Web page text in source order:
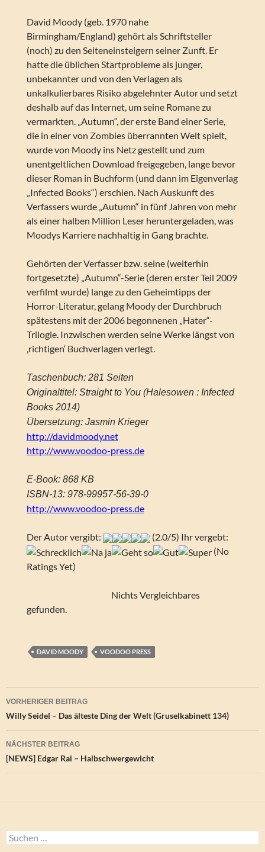
David Moody (geb. 1970 nahe
Birmingham/England) gehört als Schriftsteller
(noch) zu den Seiteneinsteigern seiner Zunft. Er
hatte die üblichen Startprobleme als junger,
unbekannter und von den Verlagen als
unkalkulierbares Risiko abgelehnter Autor und setzt
deshalb auf das Internet, um seine Romane zu
vermarkten. „Autumn“, der erste Band einer Serie,
die in einer von Zombies überrannten Welt spielt,
wurde von Moody ins Netz gestellt und zum
unentgeltlichen Download freigegeben, lange bevor
dieser Roman in Buchform (und dann im Eigenverlag
„Infected Books“) erschien. Nach Auskunft des
Verfassers wurde „Autumn“ in fünf Jahren von mehr
als einer halben Million Leser heruntergeladen, was
Moodys Karriere nachhaltig in Gang brachte.
Gehörten der Verfasser bzw. seine (weiterhin
fortgesetzte) „Autumn“-Serie (deren erster Teil 2009
verfilmt wurde) lange zu den Geheimtipps der
Horror-Literatur, gelang Moody der Durchbruch
spätestens mit der 2006 begonnenen „Hater“-
Trilogie. Inzwischen werden seine Werke längst von
‚richtigen‘ Buchverlagen verlegt.
Taschenbuch: 281 Seiten
Originaltitel: Straight to You (Halesowen : Infected
Books 2014)
Übersetzung: Jasmin Krieger
http://davidmoody.net
http://www.voodoo-press.de
E-Book: 868 KB
ISBN-13: 978-99957-56-39-0
http://www.voodoo-press.de
Der Autor vergibt:
(2.0/5) Ihr vergebt:
(No
Ratings Yet)
Nichts Vergleichbares
gefunden.
DAVID MOODY VOODOO PRESS
Beitragsnavigation
VORHERIGER BEITRAG
Willy Seidel – Das älteste Ding der Welt (Gruselkabinett 134)
NÄCHSTER BEITRAG
[NEWS] Edgar Rai – Halbschwergewicht
Suchen
nach: